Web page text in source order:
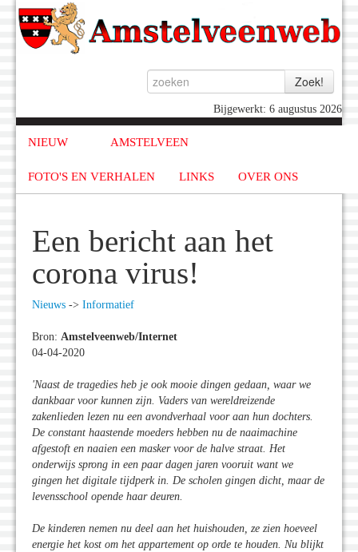
Bijgewerkt: 6 augustus 2026
NIEUW AMSTELVEEN
FOTO'S EN VERHALEN LINKS OVER ONS
Een bericht aan het
corona virus!
Nieuws -> Informatief
Bron: Amstelveenweb/Internet
04-04-2020
'Naast de tragedies heb je ook mooie dingen gedaan, waar we
dankbaar voor kunnen zijn. Vaders van wereldreizende
zakenlieden lezen nu een avondverhaal voor aan hun dochters.
De constant haastende moeders hebben nu de naaimachine
afgestoft en naaien een masker voor de halve straat. Het
onderwijs sprong in een paar dagen jaren vooruit want we
gingen het digitale tijdperk in. De scholen gingen dicht, maar de
levensschool opende haar deuren.
De kinderen nemen nu deel aan het huishouden, ze zien hoeveel
energie het kost om het appartement op orde te houden. Nu blijkt